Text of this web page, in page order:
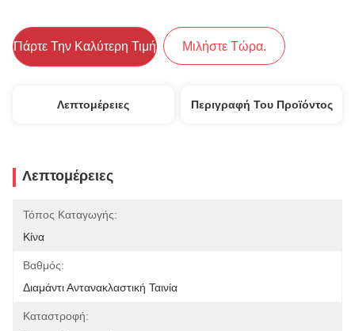
Πάρτε Την Καλύτερη Τιμή Μιλήστε Τώρα.
Λεπτομέρειες Περιγραφή Του Προϊόντος
Λεπτομέρειες
Τόπος Καταγωγής:
Κίνα
Βαθμός:
Διαμάντι Αντανακλαστική Ταινία
Καταστροφή: